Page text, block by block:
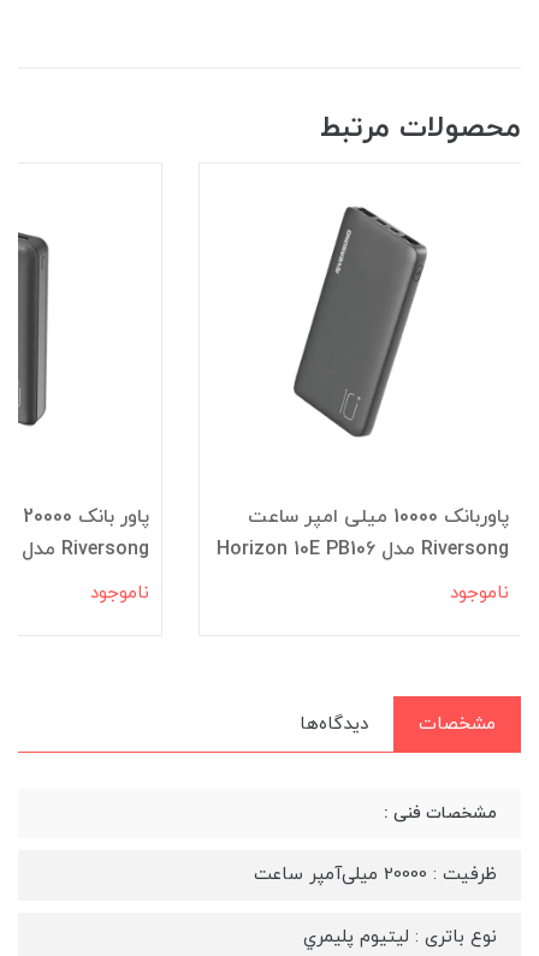
محصولات مرتبط
پاوربانک 10000 میلی امپر ساعت
Riversong مدل Horizon 10E PB106
ناموجود
Riversong مدل VISION 20SE PB80
ناموجود
مشخصات دیدگاه‌ها
مشخصات فنی :
ظرفیت : 20000 میلی‌آمپر ساعت
نوع باتری : ليتيوم پليمري